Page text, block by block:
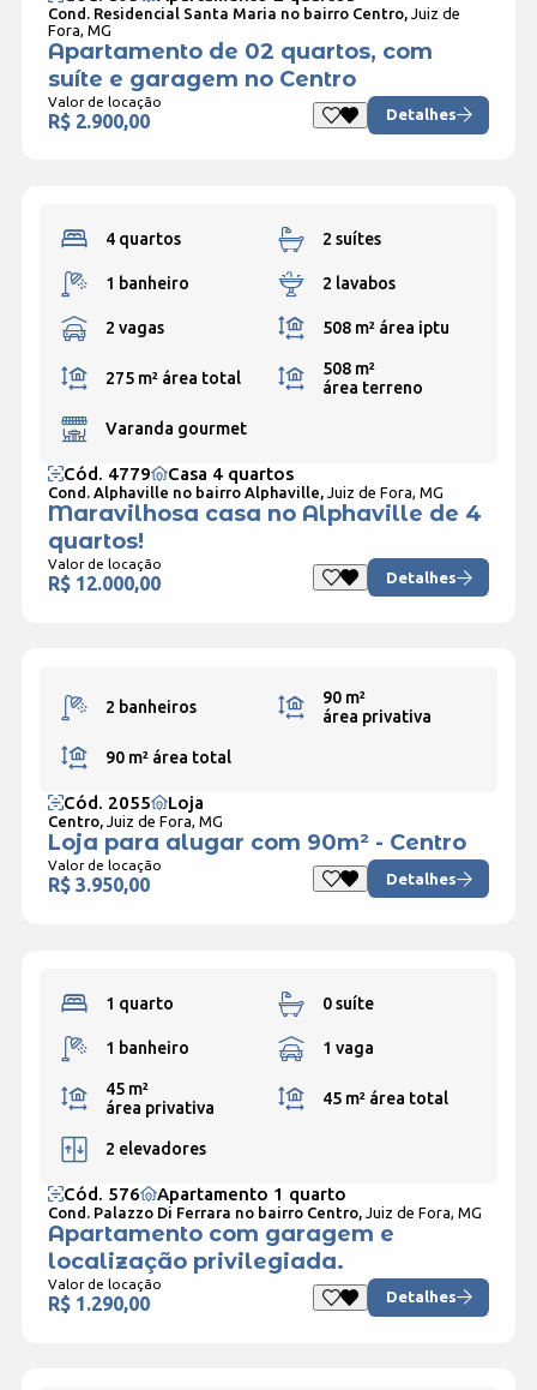
Cond. Residencial Santa Maria no bairro Centro,
Juiz de
Fora, MG
Apartamento de 02 quartos, com
suíte e garagem no Centro
Valor de locação
R$ 2.900,00 Detalhes
4 quartos 2 suítes
1 banheiro 2 lavabos
2 vagas 508 m² área iptu
275 m² área total
508 m²
área terreno
Varanda gourmet
Cód. 4779 Casa 4 quartos
Cond. Alphaville no bairro Alphaville, Juiz de Fora, MG
Maravilhosa casa no Alphaville de 4
quartos!
Valor de locação
R$ 12.000,00 Detalhes
2 banheiros
90 m²
área privativa
90 m² área total
Cód. 2055 Loja
Centro, Juiz de Fora, MG
Loja para alugar com 90m² - Centro
Valor de locação
R$ 3.950,00 Detalhes
1 quarto 0 suíte
1 banheiro 1 vaga
45 m²
área privativa
45 m² área total
2 elevadores
Cód. 576 Apartamento 1 quarto
Cond. Palazzo Di Ferrara no bairro Centro, Juiz de Fora, MG
Apartamento com garagem e
localização privilegiada.
Valor de locação
R$ 1.290,00 Detalhes